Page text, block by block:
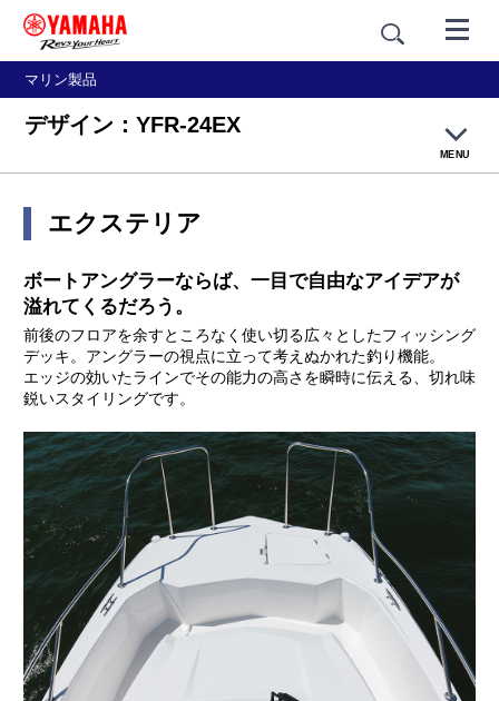
マリン製品
デザイン：YFR-24EX
MENU
製品概要
テクノロジー
主要諸元・価格例
エクステリア
ボートアングラーならば、一目で自由なアイデアが
溢れてくるだろう。
前後のフロアを余すところなく使い切る広々としたフィッシング
デッキ。アングラーの視点に立って考えぬかれた釣り機能。
エッジの効いたラインでその能力の高さを瞬時に伝える、切れ味
鋭いスタイリングです。